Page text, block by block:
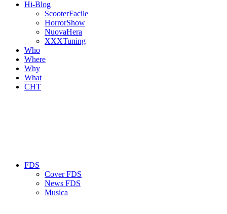
Hi-Blog
ScooterFacile
HorrorShow
NuovaHera
XXXTuning
Who
Where
Why
What
CHT
FDS
Cover FDS
News FDS
Musica